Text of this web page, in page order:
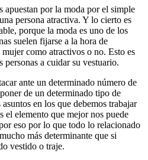
apuestan por la moda por el simple
persona atractiva. Y lo cierto es
porque la moda es uno de los
suelen fijarse a la hora de
como atractivos o no. Esto es
personas a cuidar su vestuario.
ante un determinado número de
de un determinado tipo de
en los que debemos trabajar
el elemento que mejor nos puede
eso por lo que todo lo relacionado
más determinante que si
vestido o traje.